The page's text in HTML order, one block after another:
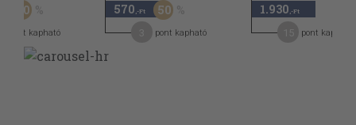
50
pont kapható
570 ,-Ft 50
pont kapható
1.930 ,-Ft
pont kapható